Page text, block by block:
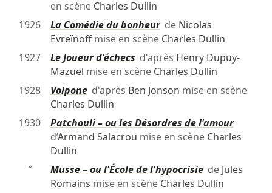
en scène Charles Dullin
1926
La Comédie du bonheurde Nicolas
Evreïnoffmise en scène Charles Dullin
1927
Le Joueur d'échecs d'après Henry Dupuy-
Mazuel mise en scène Charles Dullin
1928
Volponed'après Ben Jonson mise en scène
Charles Dullin
1930
Patchouli – ou les Désordres de l'amour
d’Armand Salacrou mise en scène Charles
Dullin
″
Musse – ou l'École de l'hypocrisiede Jules
Romains mise en scène Charles Dullin